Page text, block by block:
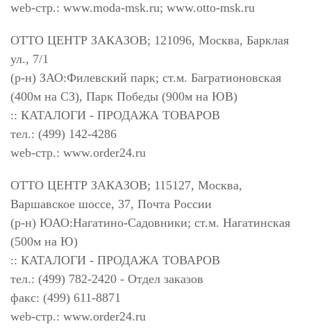
web-стр.: www.moda-msk.ru; www.otto-msk.ru
ОТТО ЦЕНТР ЗАКАЗОВ; 121096, Москва, Барклая
ул., 7/1
(р-н) ЗАО:Филевский парк; ст.м. Багратионовская
(400м на СЗ), Парк Победы (900м на ЮВ)
:: КАТАЛОГИ - ПРОДАЖА ТОВАРОВ
тел.: (499) 142-4286
web-стр.: www.order24.ru
ОТТО ЦЕНТР ЗАКАЗОВ; 115127, Москва,
Варшавское шоссе, 37, Почта России
(р-н) ЮАО:Нагатино-Садовники; ст.м. Нагатинская
(500м на Ю)
:: КАТАЛОГИ - ПРОДАЖА ТОВАРОВ
тел.: (499) 782-2420 - Отдел заказов
факс: (499) 611-8871
web-стр.: www.order24.ru